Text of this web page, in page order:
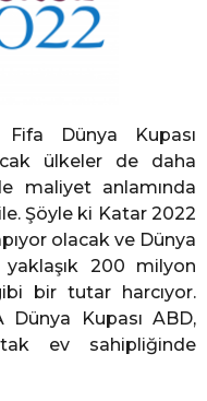
Fifa Dünya Kupası
ülkeler de daha
maliyet anlamında
Şöyle ki Katar 2022
olacak ve Dünya
200 milyon
bir tutar harcıyor.
Dünya Kupası ABD,
ev sahipliğinde